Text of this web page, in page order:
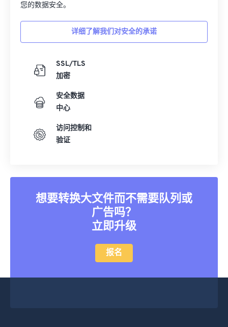
您的数据安全。
详细了解我们对安全的承诺
SSL/TLS
加密
安全数据
中心
访问控制和
验证
想要转换大文件而不需要队列或
广告吗？
立即升级
报名